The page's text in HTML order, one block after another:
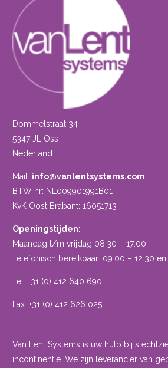
Dommelstraat 34
5347 JL Oss
Nederland
Mail: info@vanlentsystems.com
BTW nr: NL009901991B01
KvK Oost Brabant: 16051713
Openingstijden:
Maandag t/m vrijdag 08:30 – 17:00
Telefonisch bereikbaar: 09:00 – 12:30 en
Tel: +31 (0) 412 640 690
Fax: +31 (0) 412 626 025
Van Lent Systems is uw hulp bij
incontinentie. We zijn leverancier van